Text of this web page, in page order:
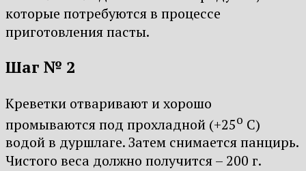
которые потребуются в процессе
приготовления пасты.
Шаг № 2
Креветки отваривают и хорошо
промываются под прохладной (+25о С)
водой в дуршлаге. Затем снимается панцирь.
Чистого веса должно получится – 200 г.